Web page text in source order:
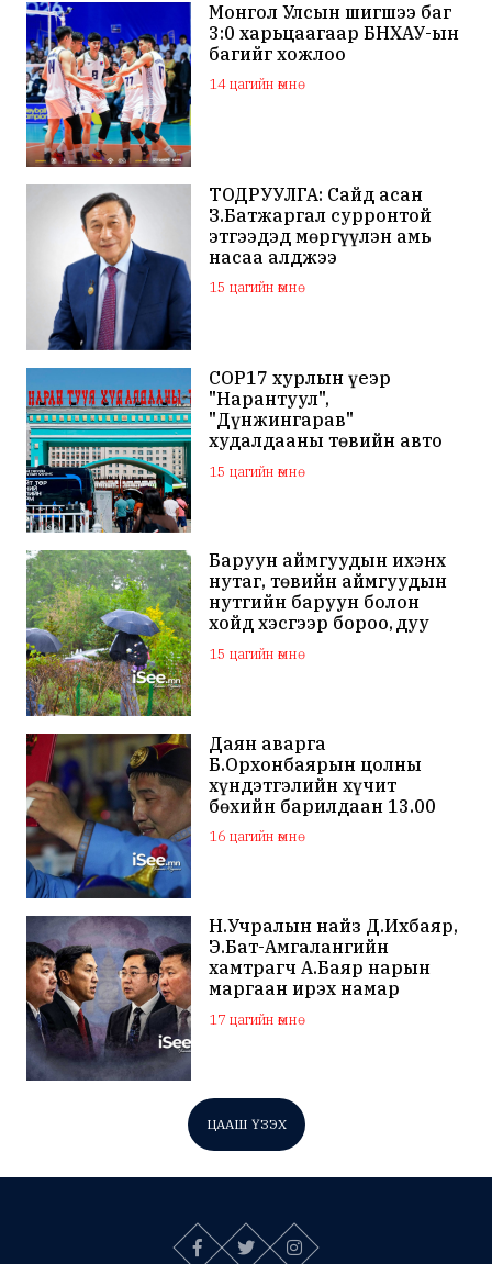
Монгол Улсын шигшээ баг
3:0 харьцаагаар БНХАУ-ын
багийг хожлоо
14 цагийн өмнө
ТОДРУУЛГА: Сайд асан
З.Батжаргал сурронтой
этгээдэд мөргүүлэн амь
насаа алджээ
15 цагийн өмнө
COP17 хурлын үеэр
"Нарантуул",
"Дүнжингарав"
худалдааны төвийн авто
зогсоолыг хаана
15 цагийн өмнө
Баруун аймгуудын ихэнх
нутаг, төвийн аймгуудын
нутгийн баруун болон
хойд хэсгээр бороо, дуу
цахилгаантай аадар бороо
15 цагийн өмнө
Даян аварга
Б.Орхонбаярын цолны
хүндэтгэлийн хүчит
бөхийн барилдаан 13.00
цагаас эхэлнэ
16 цагийн өмнө
Н.Учралын найз Д.Ихбаяр,
Э.Бат-Амгалангийн
хамтрагч А.Баяр нарын
маргаан ирэх намар
нийслэлийн МАН дахин
хагарахыг харуулж байна
17 цагийн өмнө
ЦААШ ҮЗЭХ